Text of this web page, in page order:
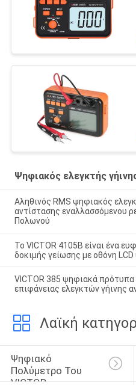
Ψηφιακός ελεγκτής
Αληθινός RMS ψηφιακός
αντίστασης εναλλασσόμενου
Πολωνού
Το VICTOR 4105B είναι ένα
δοκιμής γείωσης με οθόνη LCD
VICTOR 385 ψηφιακά
επιφάνειας ελεγκτών γήινης
Λαϊκή
Ψηφιακό
Πολύμετρο Του
VICTOR